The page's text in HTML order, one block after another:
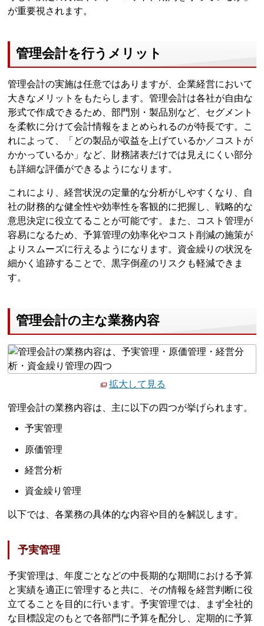
が重要視されます。
管理会計を行うメリット
管理会計の実施は任意ではありますが、企業経営において
大きなメリットをもたらします。管理会計は各社が自由な
形式で作成できるため、部門別・製品別など、セグメント
を柔軟に分けて会計情報をまとめられるのが特長です。こ
れによって、「どの製品が収益を上げているか／コストが
かかっているか」など、財務諸表だけでは見えにくい部分
も詳細な評価ができるようになります。
これにより、経営状況の定量的な分析がしやすくなり、自
社の財務的な健全性や効率性を客観的に把握し、戦略的な
意思決定に役立てることが可能です。また、コスト管理が
容易になるため、予算管理の効率化やコスト削減の施策が
よりスムーズに行えるようになります。資金繰りの状況を
細かく追跡することで、黒字倒産のリスクも軽減できま
す。
管理会計の主な業務内容
拡大して見る
管理会計の業務内容は、主に以下の四つが挙げられます。
予実管理
原価管理
経営分析
資金繰り管理
以下では、各業務の具体的な内容や目的を解説します。
予実管理
予実管理は、年度ごとなどの中長期的な期間における予算
と実績を適正に管理すると共に、その情報を経営判断に役
立てることを目的に行います。予実管理では、まず全社的
な目標設定のもとで各部門に予算を配分し、定期的に予算